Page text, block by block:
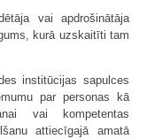
vai apdrošinātāja
kurā uzskaitīti tam
institūcijas sapulces
par personas kā
vai kompetentas
attiecīgajā amatā